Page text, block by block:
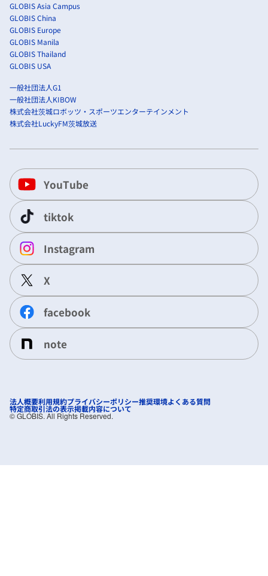
GLOBIS Asia Campus
GLOBIS China
GLOBIS Europe
GLOBIS Manila
GLOBIS Thailand
GLOBIS USA
一般社団法人G1
一般社団法人KIBOW
株式会社茨城ロボッツ・スポーツエンターテインメント
株式会社LuckyFM茨城放送
YouTube
tiktok
Instagram
X
facebook
note
法人概要利用規約プライバシーポリシー推奨環境よくある質問
特定商取引法の表示掲載内容について
©︎ GLOBIS. All Rights Reserved.